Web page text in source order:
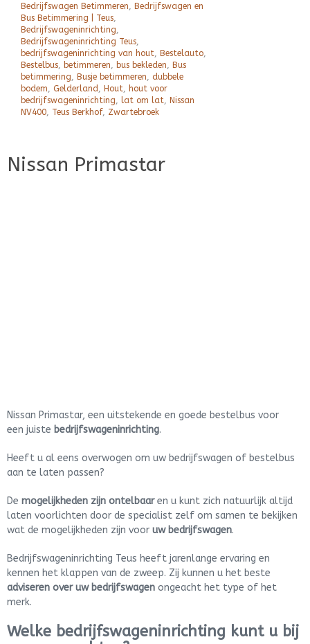
Bedrijfswagen Betimmeren
Bedrijfswagen en
Bus Betimmering | Teus
Bedrijfswageninrichting
Bedrijfswageninrichting Teus
bedrijfswageninrichting van hout Bestelauto
Bestelbus
betimmeren bus bekleden
Bus
betimmering
Busje betimmeren
dubbele
bodem
Gelderland Hout
hout voor
bedrijfswageninrichting
lat om lat Nissan
NV400
Teus Berkhof, Zwartebroek
Nissan Primastar
Nissan Primastar, een uitstekende en goede bestelbus voor
een juiste bedrijfswageninrichting.
Heeft u al eens overwogen om uw bedrijfswagen of bestelbus
aan te laten passen?
De mogelijkheden zijn ontelbaaren u kunt zich natuurlijk altijd
laten voorlichten door de specialist zelf om samen te bekijken
wat de mogelijkheden zijn voor uw bedrijfswagen.
Bedrijfswageninrichting Teus heeft jarenlange ervaring en
kennen het klappen van de zweep. Zij kunnen u het beste
adviseren over uw bedrijfswagen ongeacht het type of het
merk.
Welke bedrijfswageninrichting kunt u bij